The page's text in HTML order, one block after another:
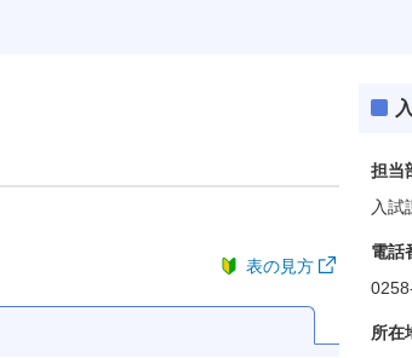
表の見方
担当
入試
電話
所在